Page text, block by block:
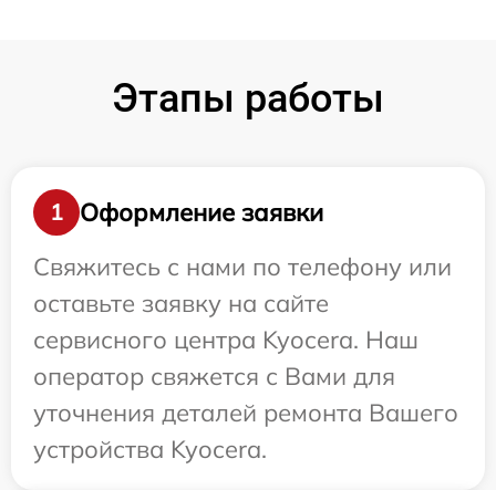
Этапы работы
1
Оформление заявки
Свяжитесь с нами по телефону или
оставьте заявку на сайте
сервисного центра Kyocera. Наш
оператор свяжется с Вами для
уточнения деталей ремонта Вашего
устройства Kyocera.